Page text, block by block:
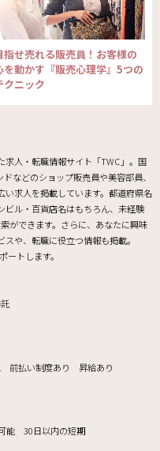
指せ売れる販売員！お客様の
を動かす『販売心理学』5つの
クニック
求人・転職情報サイト「TWC」。国
などのショップ販売員や美容部員、
い求人を掲載しています。都道府県名
ビル・百貨店名はもちろん、未経験
ができます。さらに、あなたに興味
や、転職に役立つ情報も掲載。
トします。
前払い制度あり
昇給あり
能
30日以内の短期